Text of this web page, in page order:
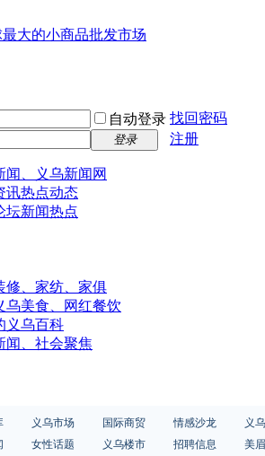
大的小商品批发市场
自动登录 找回密码
登录 注册
闻、义乌新闻网
讯热点动态
坛新闻热点
修、家纺、家俱
乌美食、网红餐饮
义乌百科
闻、社会聚焦
义乌市场 国际商贸 情感沙龙
义
女性话题 义乌楼市 招聘信息 美